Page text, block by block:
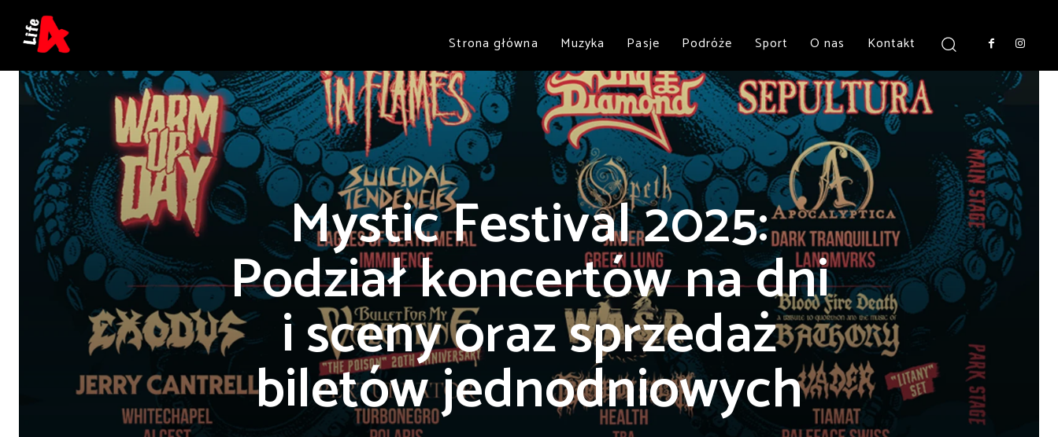
Strona główna Muzyka Pasje Podróże Sport O nas Kontakt
Mystic Festival 2025:
Podział koncertów na dni
i sceny oraz sprzedaż
biletów jednodniowych